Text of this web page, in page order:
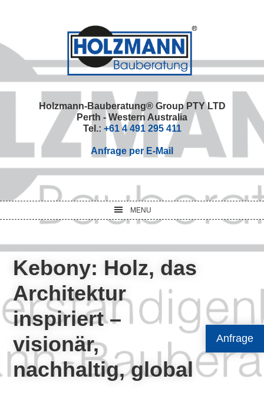
Anfrage
navigation
content
sidebar
Holzmann-Bauberatung® Group PTY LTD
Perth - Western Australia
Tel.: +61 4 491 295 411
Anfrage per E-Mail
MENU
Kebony: Holz, das
Architektur
inspiriert –
visionär,
nachhaltig, global